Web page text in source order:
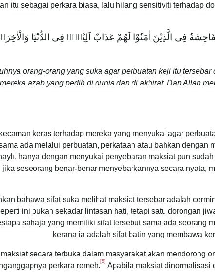
itu sebagai perkara biasa, lalu hilang sensitiviti terhadap
فِى الَّذِيْنَ اٰمَنُوْا لَهُمْ عَذَابٌ اَلِيْمٌۙ فِى الدُّنْيَا
orang-orang yang suka agar perbuatan keji itu
azab yang pedih di dunia dan di akhirat. Dan Allah
keras terhadap mereka yang menyukai agar
ada melalui perbuatan, perkataan atau bahkan dengan
hanya dengan menyukai penyebaran maksiat pun
seseorang benar-benar menyebarkannya secara nyata,
bahawa sifat suka melihat maksiat tersebar adalah
ini bukan sekadar lintasan hati, tetapi satu dorongan
sahaja yang memiliki sifat tersebut sama ada seorang
kerana ia adalah sifat batin yang membawa
secara terbuka dalam masyarakat akan mendorong
perkara remeh. [5] Apabila maksiat dinormalisasi